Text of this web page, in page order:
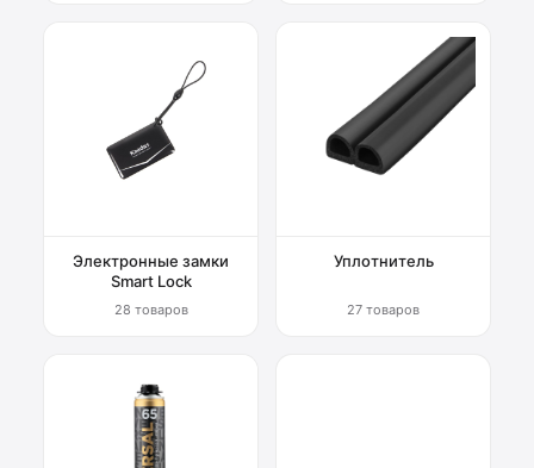
Электронные замки
Smart Lock
28 товаров
Уплотнитель
27 товаров